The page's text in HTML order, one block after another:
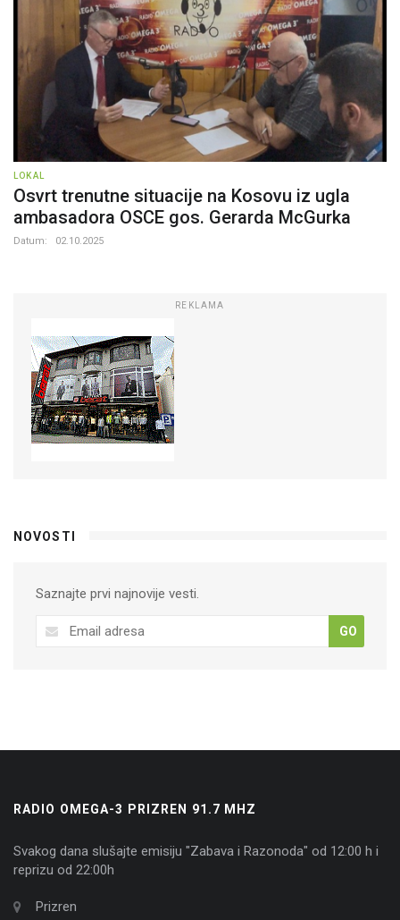
LOKAL
Osvrt trenutne situacije na Kosovu iz ugla
ambasadora OSCE gos. Gerarda McGurka
Datum: 02.10.2025
REKLAMA
NOVOSTI
Saznajte prvi najnovije vesti.
GO
RADIO OMEGA-3 PRIZREN 91.7 MHZ
Svakog dana slušajte emisiju "Zabava i Razonoda" od 12:00 h i
reprizu od 22:00h
Prizren